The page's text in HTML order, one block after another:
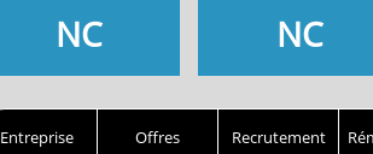
NC NC
Entreprise Offres Recrutement